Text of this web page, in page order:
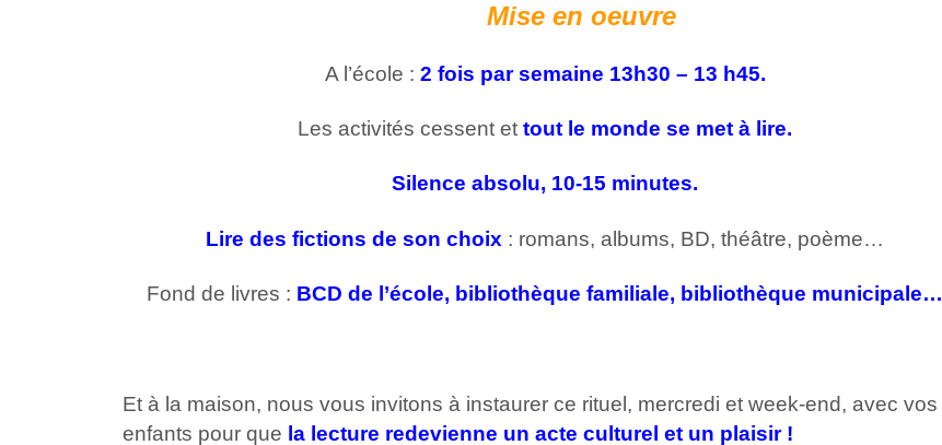
Mise en oeuvre
A l’école : 2 fois par semaine 13h30 – 13 h45.
Les activités cessent ettout le monde se met à lire.
Silence absolu, 10-15 minutes.
Lire des fictions de son choix : romans, albums, BD, théâtre, poème…
Fond de livres : BCD de l’école, bibliothèque familiale, bibliothèque municipale…
Et à la maison, nous vous invitons à instaurer ce rituel, mercredi et week-end, avec vos
enfants pour que la lecture redevienne un acte culturel et un plaisir !